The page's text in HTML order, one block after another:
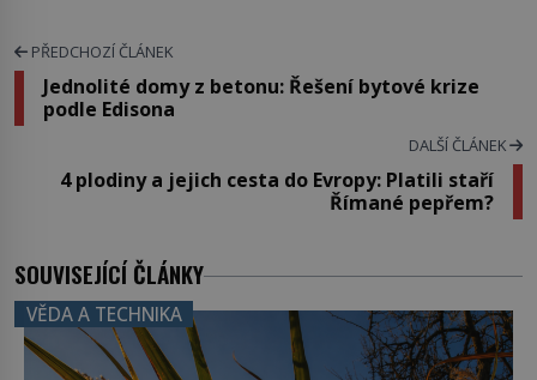
PŘEDCHOZÍ ČLÁNEK
Jednolité domy z betonu: Řešení bytové krize
podle Edisona
DALŠÍ ČLÁNEK
4 plodiny a jejich cesta do Evropy: Platili staří
Římané pepřem?
SOUVISEJÍCÍ ČLÁNKY
VĚDA A TECHNIKA